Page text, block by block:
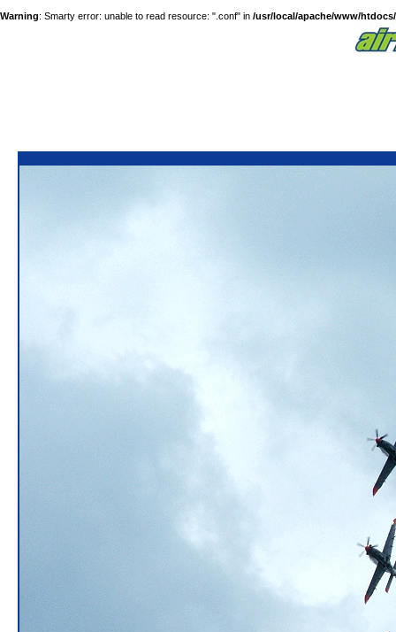
Warning: Smarty error: unable to read resource: ".conf" in /usr/local/apache/www/